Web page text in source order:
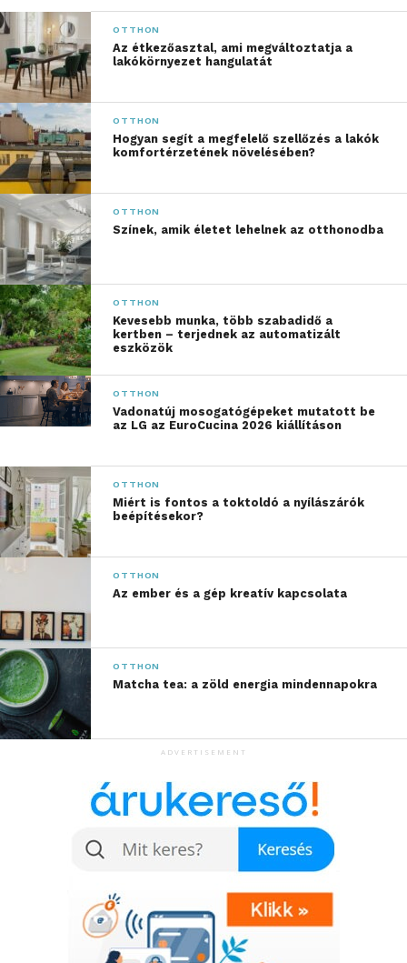
hiszen minden pillanat
minőségi hangzást
érdemel.”
Baseus Inspire XH1 zajszűrős
fejhallgató
Az Inspire XH1 fejhallgató kivételes hangminőséget
nyújt a Sound by Bose technológiának
köszönhetően, emellett támogatja a Dolby Audio
hangzást, valamint a Hi-Res Audio- és az LDAC-
kodekeket, így akár 990 kbps sebességgel
továbbítva a zenét, tömörítetlen részletességgel. A
360°-os hangszíntér életre kelti a zenéket, filmeket
és játékokat — részletgazdag, kristálytiszta,
torzításmentes hangzással.
A SoundFit technológiával a fejhallgató hangzása
egyénileg testreszabható a felhasználó hallásprofilja
alapján — ezzel minden hangerőn optimális
OTTHON
Az étkezőasztal, ami megváltoztatja a
lakókörnyezet hangulatát
OTTHON
Hogyan segít a megfelelő szellőzés a lakók
komfortérzetének növelésében?
OTTHON
Színek, amik életet lehelnek az otthonodba
OTTHON
Kevesebb munka, több szabadidő a
kertben – terjednek az automatizált
eszközök
OTTHON
Vadonatúj mosogatógépeket mutatott be
az LG az EuroCucina 2026 kiállításon
OTTHON
Miért is fontos a toktoldó a nyílászárók
beépítésekor?
OTTHON
Az ember és a gép kreatív kapcsolata
OTTHON
Matcha tea: a zöld energia mindennapokra
ADVERTISEMENT